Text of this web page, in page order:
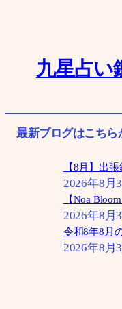
ッ
プ
九星占い
最新ブログはこちら
【8月】出
2026年8月
【Noa
2026年8月
令和8年8月
2026年8月